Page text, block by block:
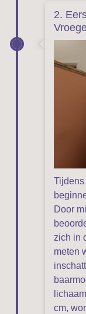
2.
Door
zich in
meten
cm,